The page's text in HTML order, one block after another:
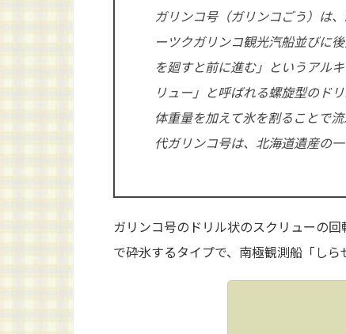
ガリンコ号（ガリンコごう）は
ーツクガリンコ観光汽船並びに
を廻すと前に進む」というアル
リュー」と呼ばれる螺旋型のド
体重量を加えて氷を割ることで
代ガリンコ号は、北海道遺産の一
ガリンコ号のドリル状のスクリューの回
で砕氷するタイプで、南極観測船「しら